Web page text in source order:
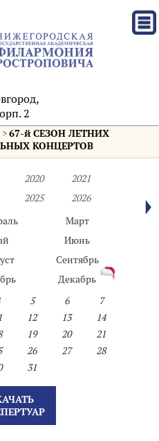
2
>67-й СЕЗОН ЛЕТНИХ
КОНЦЕРТОВ
2020
2021
2025
2026
Март
Июнь
Сентябрь
Декабрь
5 6
7
12 13
14
19 20
21
26 27
28
31